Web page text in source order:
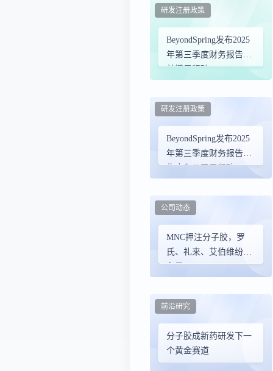
BeyondSpring发布2025
年第三季度财务报告及
关键里程碑
研发注册政策
BeyondSpring发布2025
年第三季度财务报告及
临床和公司里程碑
研发注册政策
MNC押注分子胶，罗
氏、礼来、艾伯维纷纷
布局
公司动态
分子胶成新药研发下一
个黄金赛道
前沿研究